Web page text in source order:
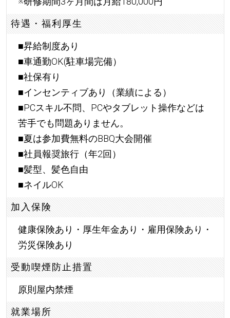
待遇・福利厚生
■昇給制度あり
■車通勤OK(駐車場完備）
■社保有り
■インセンティブあり（業績による）
■PCスキル不問、PCやタブレット操作などは
苦手でも問題ありません。
■夏は参加費無料のBBQ大会開催
■社員報奨旅行（年2回）
■髪型、髪色自由
■ネイルOK
加入保険
健康保険あり・厚生年金あり・雇用保険あり・
労災保険あり
受動喫煙防止措置
原則屋内禁煙
就業場所